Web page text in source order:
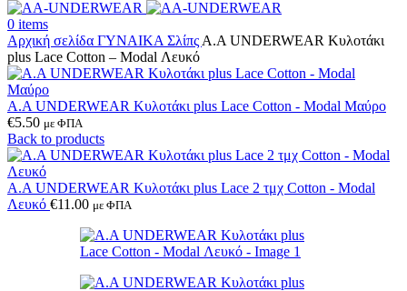
0 items
Αρχική σελίδα ΓΥΝΑΙΚΑ Σλίπς Α.A UNDERWEAR Κυλοτάκι
plus Lace Cotton – Modal Λευκό
Α.A UNDERWEAR Κυλοτάκι plus Lace Cotton - Modal Μαύρο
€5.50 με ΦΠΑ
Back to products
A.A UNDERWEAR Κυλοτάκι plus Lace 2 τμχ Cotton - Modal
Λευκό €11.00 με ΦΠΑ